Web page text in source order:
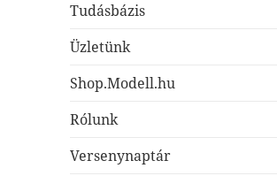
Tudásbázis
Üzletünk
Shop.Modell.hu
Rólunk
Versenynaptár